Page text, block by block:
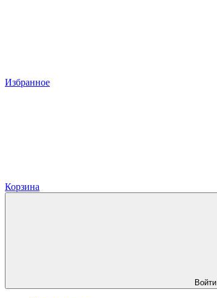
Избранное
Корзина
Войти